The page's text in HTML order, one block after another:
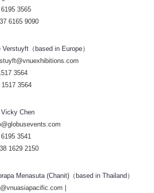
3565
6165 9090
Verstuyft（based in Europe）
3564
3564
Chen
3541
1629 2150
Menasuta (Chanit)（based in Thailand）
|